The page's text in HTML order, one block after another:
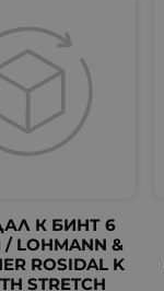
К БИНТ 6
LOHMANN &
ROSIDAL K
STRETCH